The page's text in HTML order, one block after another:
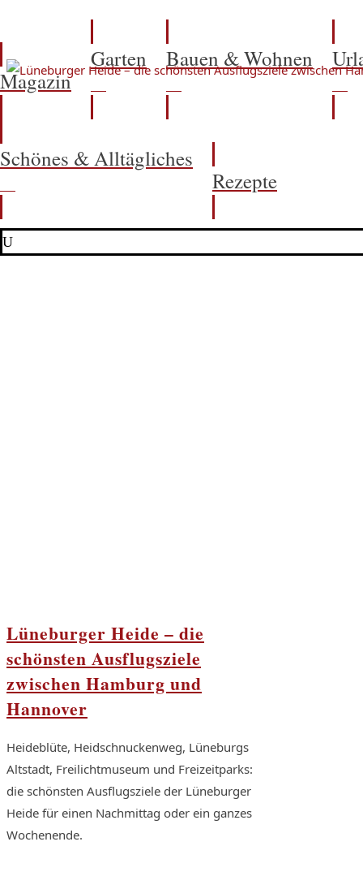
Magazin
Garten Bauen & Wohnen
Schönes & Alltägliches
Rezepte
U
Lüneburger Heide – die
schönsten Ausflugsziele
zwischen Hamburg und
Hannover
Heideblüte, Heidschnuckenweg, Lüneburgs
Altstadt, Freilichtmuseum und Freizeitparks:
die schönsten Ausflugsziele der Lüneburger
Heide für einen Nachmittag oder ein ganzes
Wochenende.